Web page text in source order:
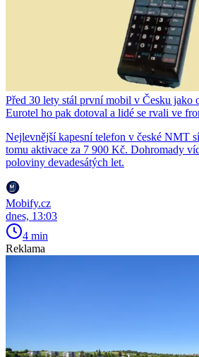
Před 30 lety stál první mobil v Česku jako
Eurotel ho pak dotoval a lidé se rvali ve
Nejlevnější kapesní telefon v české NMT
tomu aktivace za 7 900 Kč. Dohromady
poloviny devadesátých let.
Mobify.cz
dnes, 13:03
4 min
Reklama